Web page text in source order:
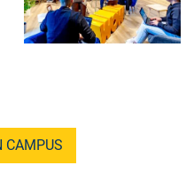
CAMPUS